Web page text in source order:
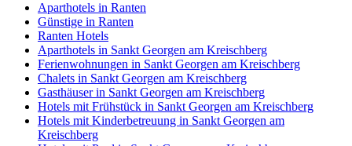
Aparthotels in Ranten
Günstige in Ranten
Ranten Hotels
Aparthotels in Sankt Georgen am Kreischberg
Ferienwohnungen in Sankt Georgen am Kreischberg
Chalets in Sankt Georgen am Kreischberg
Gasthäuser in Sankt Georgen am Kreischberg
Hotels mit Frühstück in Sankt Georgen am Kreischberg
Hotels mit Kinderbetreuung in Sankt Georgen am
Kreischberg